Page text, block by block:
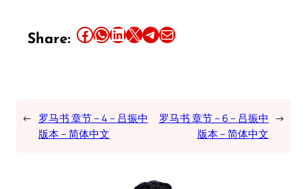
Share: Share this article on Facebook Share this article on WhatsApp Share this article on LinkedIn Share this article on X Share this article on TelegramEmail this Article
← 罗马书 章节 – 4 – 吕振中
版本 – 简体中文
罗马书 章节 – 6 – 吕振中
版本 – 简体中文
→